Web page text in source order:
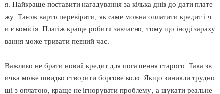
я. Найкраще поставити нагадування за кілька днів до дати плате
жу. Також варто перевірити, як саме можна оплатити кредит і ч
и є комісія. Платіж краще робити завчасно, тому що іноді зараху
вання може тривати певний час.
Важливо не брати новий кредит для погашення старого. Така зв
ичка може швидко створити боргове коло. Якщо виникли трудно
щі з оплатою, краще не ігнорувати проблему, а шукати реальне